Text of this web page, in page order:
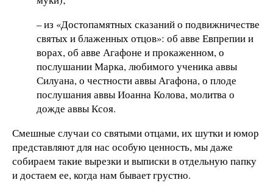
– из «Достопамятных сказаний о подвижничестве
святых и блаженных отцов»: об авве Евпрепии и
ворах, об авве Агафоне и прокаженном, о
послушании Марка, любимого ученика аввы
Силуана, о честности аввы Агафона, о плоде
послушания аввы Иоанна Колова, молитва о
дожде аввы Ксоя.
Смешные случаи со святыми отцами, их шутки и юмор
представляют для нас особую ценность, мы даже
собираем такие вырезки и выписки в отдельную папку
и достаем ее, когда нам бывает грустно.